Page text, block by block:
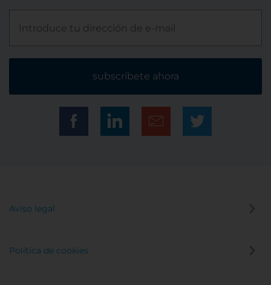
subscríbete ahora
Aviso legal
Política de cookies